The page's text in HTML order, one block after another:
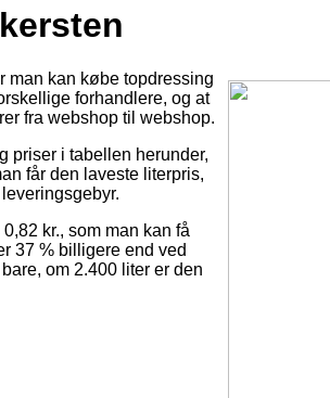
man kan købe topdressing
forhandlere, og at
fra webshop til webshop.
priser i tabellen herunder,
får den laveste literpris,
kr., som man kan få
37 % billigere end ved
om 2.400 liter er den